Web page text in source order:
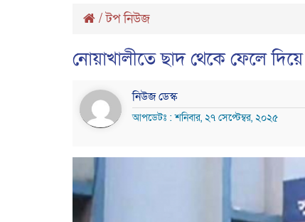
/টপ নিউজ
নোয়াখালীতে ছাদ থেকে ফেলে
নিউজ ডেস্ক
আপডেটঃ : শনিবার, ২৭ সেপ্টেম্বর, ২০২৫